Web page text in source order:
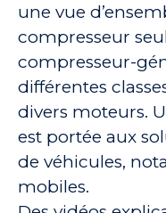
une vue
compresseur
compresseur-
différentes
divers moteurs.
est portée aux
de véhicules,
mobiles.